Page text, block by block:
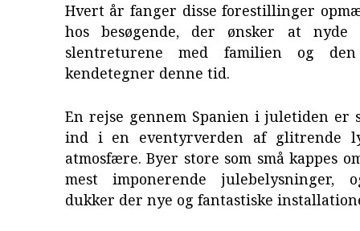
Hvert år fanger disse forestillinger
hos besøgende, der ønsker at nyde
slentreturene med familien og
kendetegner denne tid.
En rejse gennem Spanien i juletiden er
ind i en eventyrverden af glitrende
atmosfære. Byer store som små kappes
mest imponerende
dukker der nye og fantastiske